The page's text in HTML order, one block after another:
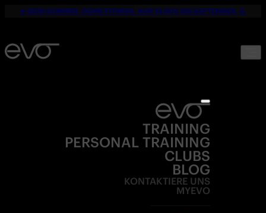
☀️ DEIN SOMMER. DEINE FITNESS. NUR 19,90€ BIS SEPTEMBER. 💪
TRAINING
PERSONAL TRAINING
CLUBS
BLOG
KONTAKTIERE UNS
MYEVO